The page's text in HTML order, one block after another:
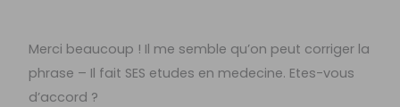
Merci beaucoup ! Il me semble qu’on peut corriger la
phrase – Il fait SES etudes en medecine. Etes-vous
d’accord ?